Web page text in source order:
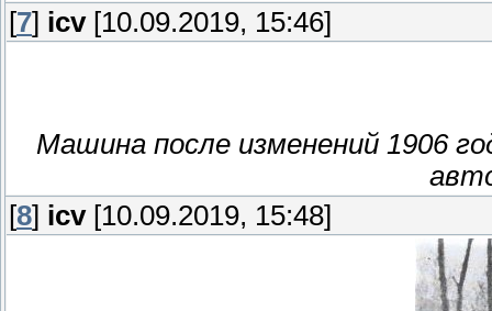
[7] icv[10.09.2019, 15:46]
Машина после изменений 1906
[8] icv[10.09.2019, 15:48]